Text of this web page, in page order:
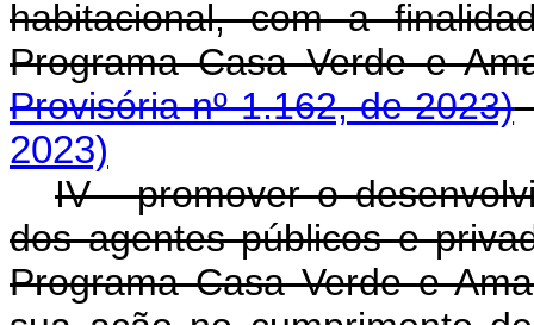
habitacional, com a
Programa Casa Verde
Provisória nº 1.162, de 2023)
2023)
IV - promover o
dos agentes públicos e
Programa Casa Verde e